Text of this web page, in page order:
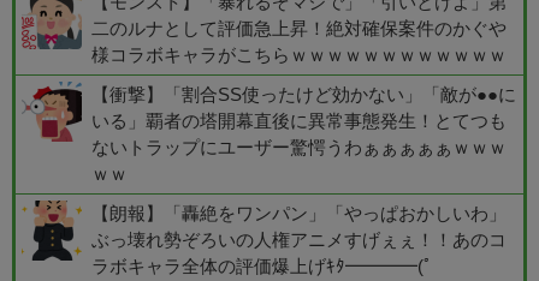
二のルナとして評価急上昇！絶対確保案件のかぐや
様コラボキャラがこちらｗｗｗｗｗｗｗｗｗｗｗｗ
【衝撃】「割合SS使ったけど効かない」「敵が●●に
いる」覇者の塔開幕直後に異常事態発生！とてつも
ないトラップにユーザー驚愕うわぁぁぁぁぁｗｗｗ
ｗｗ
【朗報】「轟絶をワンパン」「やっぱおかしいわ」
ぶっ壊れ勢ぞろいの人権アニメすげぇぇ！！あのコ
ラボキャラ全体の評価爆上げｷﾀ━━━━(ﾟ